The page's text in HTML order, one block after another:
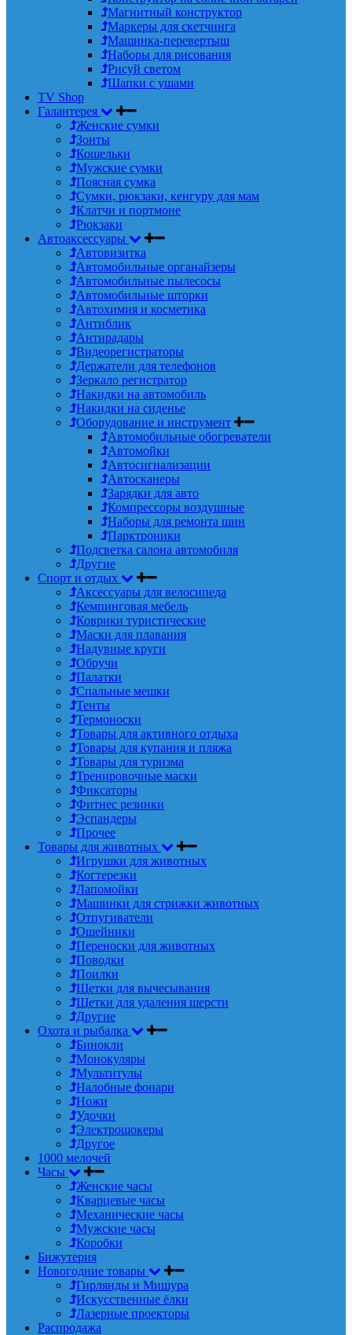
Магнитный конструктор
Маркеры для скетчинга
Машинка-перевертыш
Наборы для рисования
Рисуй светом
Шапки с ушами
TV Shop
Галантерея
Женские сумки
Зонты
Кошельки
Мужские сумки
Поясная сумка
Сумки, рюкзаки, кенгуру для мам
Клатчи и портмоне
Рюкзаки
Автоаксессуары
Автовизитка
Автомобильные органайзеры
Автомобильные пылесосы
Автомобильные шторки
Автохимия и косметика
Антиблик
Антирадары
Видеорегистраторы
Держатели для телефонов
Зеркало регистратор
Накидки на автомобиль
Накидки на сиденье
Оборудование и инструмент
Автомобильные обогреватели
Автомойки
Автосигнализации
Автосканеры
Зарядки для авто
Компрессоры воздушные
Наборы для ремонта шин
Парктроники
Подсветка салона автомобиля
Другие
Спорт и отдых
Аксессуары для велосипеда
Кемпинговая мебель
Коврики туристические
Маски для плавания
Надувные круги
Обручи
Палатки
Спальные мешки
Тенты
Термоноски
Товары для активного отдыха
Товары для купания и пляжа
Товары для туризма
Тренировочные маски
Фиксаторы
Фитнес резинки
Эспандеры
Прочее
Товары для животных
Игрушки для животных
Когтерезки
Лапомойки
Машинки для стрижки животных
Отпугиватели
Ошейники
Переноски для животных
Поводки
Поилки
Щетки для вычесывания
Щетки для удаления шерсти
Другие
Охота и рыбалка
Бинокли
Монокуляры
Мультитулы
Налобные фонари
Ножи
Удочки
Электрошокеры
Другое
1000 мелочей
Часы
Женские часы
Кварцевые часы
Механические часы
Мужские часы
Коробки
Бижутерия
Новогодние товары
Гирлянды и Мишура
Искусственные ёлки
Лазерные проекторы
Распродажа